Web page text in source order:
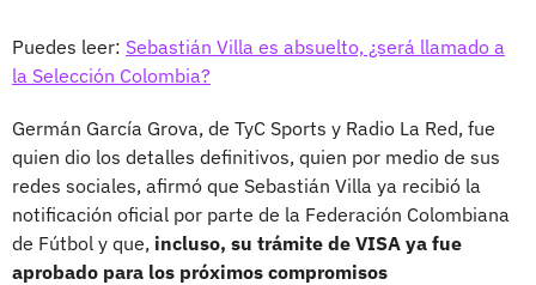
Puedes leer: Sebastián Villa es absuelto, ¿será llamado a
la Selección Colombia?
Germán García Grova, de TyC Sports y Radio La Red, fue
quien dio los detalles definitivos, quien por medio de sus
redes sociales, afirmó que Sebastián Villa ya recibió la
notificación oficial por parte de la Federación Colombiana
de Fútbol y que, incluso, su trámite de VISA ya fue
aprobado para los próximos compromisos